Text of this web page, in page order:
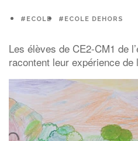
#ECOLE #ECOLE DEHORS
Les élèves de CE2-CM1 de
racontent leur expérience